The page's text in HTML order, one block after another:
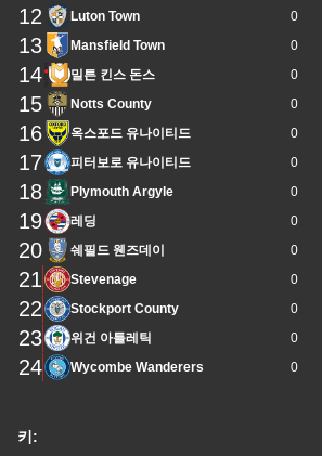
키:
12 Luton Town 0
13 Mansfield Town 0
14 밀튼 킨스 돈스 0
15 Notts County 0
16 옥스포드 유나이티드 0
17 피터보로 유나이티드 0
18 Plymouth Argyle 0
19 레딩 0
20 쉐필드 웬즈데이 0
21 Stevenage 0
22 Stockport County 0
23 위건 아틀레틱 0
24 Wycombe Wanderers 0